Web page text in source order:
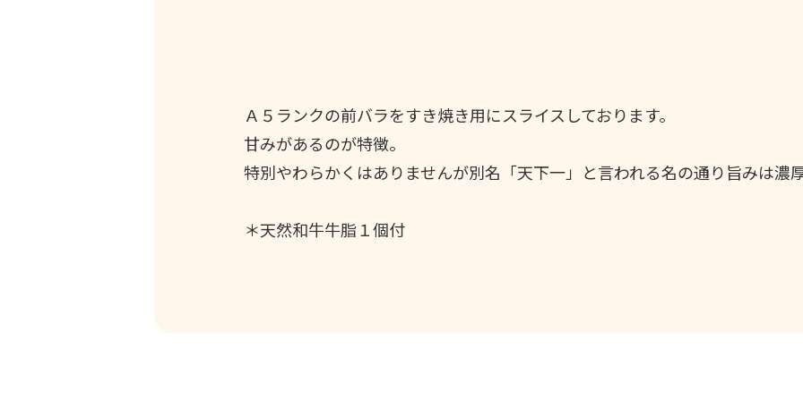
Ａ５ランクの前バラをすき焼き用にスライスしております。
甘みがあるのが特徴。
特別やわらかくはありませんが別名「天下一」と言われる名の通り旨みは濃
＊天然和牛牛脂１個付